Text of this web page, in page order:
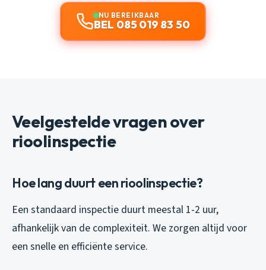
NU BEREIKBAAR
BEL 085 019 83 50
Veelgestelde vragen over
rioolinspectie
Hoe lang duurt een rioolinspectie?
Een standaard inspectie duurt meestal 1-2 uur,
afhankelijk van de complexiteit. We zorgen altijd voor
een snelle en efficiënte service.